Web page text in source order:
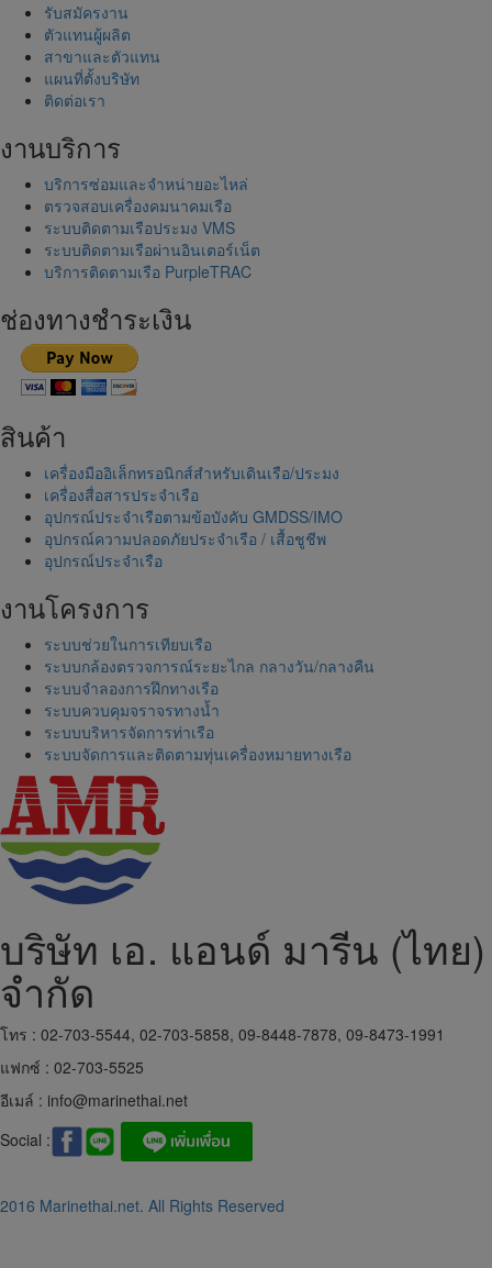
รับสมัครงาน
ตัวแทนผู้ผลิต
สาขาและตัวแทน
แผนที่ตั้งบริษัท
ติดต่อเรา
งานบริการ
บริการซ่อมและจำหน่ายอะไหล่
ตรวจสอบเครื่องคมนาคมเรือ
ระบบติดตามเรือประมง VMS
ระบบติดตามเรือผ่านอินเตอร์เน็ต
บริการติดตามเรือ PurpleTRAC
ช่องทางชำระเงิน
สินค้า
เครื่องมืออิเล็กทรอนิกส์สำหรับเดินเรือ/ประมง
เครื่องสื่อสารประจำเรือ
อุปกรณ์ประจำเรือตามข้อบังคับ GMDSS/IMO
อุปกรณ์ความปลอดภัยประจำเรือ / เสื้อชูชีพ
อุปกรณ์ประจำเรือ
งานโครงการ
ระบบช่วยในการเทียบเรือ
ระบบกล้องตรวจการณ์ระยะไกล กลางวัน/กลางคืน
ระบบจำลองการฝึกทางเรือ
ระบบควบคุมจราจรทางน้ำ
ระบบบริหารจัดการท่าเรือ
ระบบจัดการและติดตามทุ่นเครื่องหมายทางเรือ
บริษัท เอ. แอนด์ มารีน (ไทย)
จำกัด
โทร : 02-703-5544, 02-703-5858, 09-8448-7878, 09-8473-1991
แฟกซ์ : 02-703-5525
อีเมล์ : info@marinethai.net
Social :
2016 Marinethai.net. All Rights Reserved